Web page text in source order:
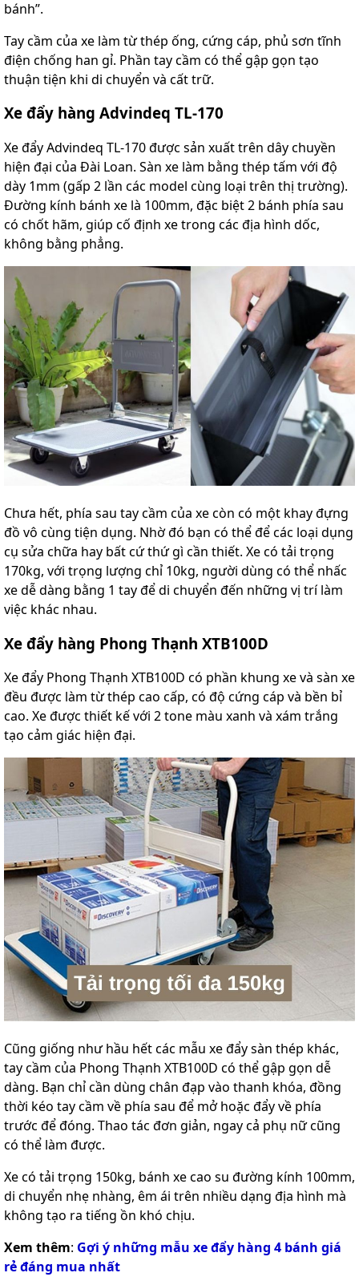
bánh”.
Tay cầm của xe làm từ thép ống, cứng cáp, phủ sơn tĩnh
điện chống han gỉ. Phần tay cầm có thể gập gọn tạo
thuận tiện khi di chuyển và cất trữ.
Xe đẩy hàng Advindeq TL-170
Xe đẩy Advindeq TL-170 được sản xuất trên dây chuyền
hiện đại của Đài Loan. Sàn xe làm bằng thép tấm với độ
dày 1mm (gấp 2 lần các model cùng loại trên thị trường).
Đường kính bánh xe là 100mm, đặc biệt 2 bánh phía sau
có chốt hãm, giúp cố định xe trong các địa hình dốc,
không bằng phẳng.
Chưa hết, phía sau tay cầm của xe còn có một khay đựng
đồ vô cùng tiện dụng. Nhờ đó bạn có thể để các loại dụng
cụ sửa chữa hay bất cứ thứ gì cần thiết. Xe có tải trọng
170kg, với trọng lượng chỉ 10kg, người dùng có thể nhấc
xe dễ dàng bằng 1 tay để di chuyển đến những vị trí làm
việc khác nhau.
Xe đẩy hàng Phong Thạnh XTB100D
Xe đẩy Phong Thạnh XTB100D có phần khung xe và sàn xe
đều được làm từ thép cao cấp, có độ cứng cáp và bền bỉ
cao. Xe được thiết kế với 2 tone màu xanh và xám trắng
tạo cảm giác hiện đại.
Cũng giống như hầu hết các mẫu xe đẩy sàn thép khác,
tay cầm của Phong Thạnh XTB100D có thể gập gọn dễ
dàng. Bạn chỉ cần dùng chân đạp vào thanh khóa, đồng
thời kéo tay cầm về phía sau để mở hoặc đẩy về phía
trước để đóng. Thao tác đơn giản, ngay cả phụ nữ cũng
có thể làm được.
Xe có tải trọng 150kg, bánh xe cao su đường kính 100mm,
di chuyển nhẹ nhàng, êm ái trên nhiều dạng địa hình mà
không tạo ra tiếng ồn khó chịu.
Xem thêm: Gợi ý những mẫu xe đẩy hàng 4 bánh giá
rẻ đáng mua nhất